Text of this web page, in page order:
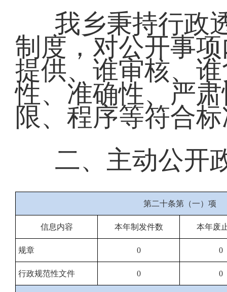
我乡秉持行政
制度，对公开事
提供、谁审核、
性、准确性、严
限、程序等符合
二、主动公开
第二十条第（一）项
信息内容 本年制发件数 本年废
规章 0 0
行政规范性文件 0 0